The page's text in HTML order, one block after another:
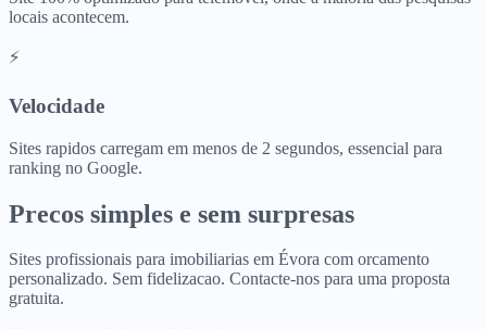
locais acontecem.
⚡
Velocidade
Sites rapidos carregam em menos de 2 segundos, essencial para
ranking no Google.
Precos simples e sem surpresas
Sites profissionais para imobiliarias em Évora com orcamento
personalizado. Sem fidelizacao. Contacte-nos para uma proposta
gratuita.